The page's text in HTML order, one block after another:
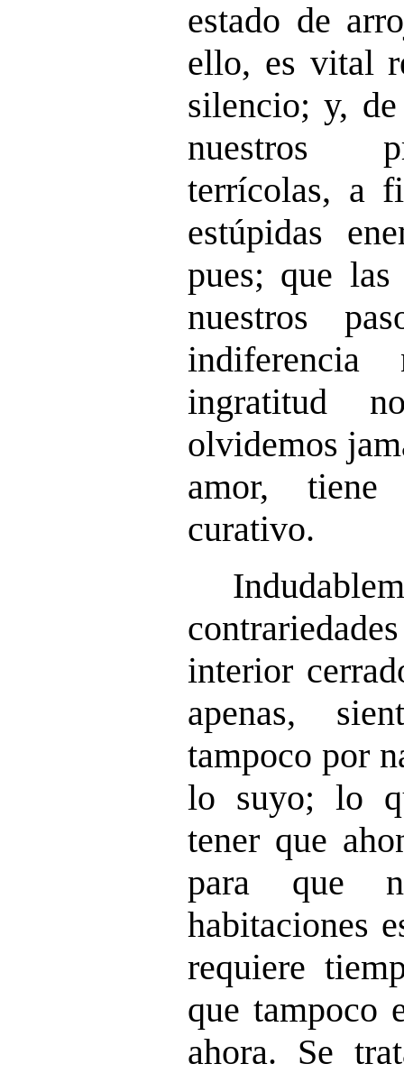
estado de
ello, es vital
silencio; y,
nuestros
terrícolas, a
estúpidas
pues; que las
nuestros
ingratitud
olvidemos
amor,
curativo.
interior
apenas,
tampoco por
lo suyo; lo
tener que
para que
habitaciones
requiere
que tampoco
ahora. Se